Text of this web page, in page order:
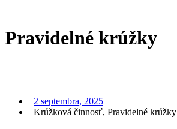
Pravidelné krúžky
2 septembra, 2025
Krúžková činnosť, Pravidelné krúžky